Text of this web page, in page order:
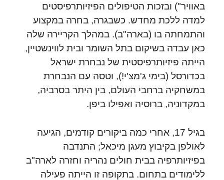
באוויר") ובזכות הטיפולים הפיזיותרפיסטים
למדה ללכת מחדש. כשבגרה, בחרה במקצוע
והתמחתה בו (בארה"ב). במהלך הקריירה שלה
כאן עבדה בשיקום בתל השומר ובית לווינשטיין,
הייתה פיזיותרפיסטית של נבחרת ישראל
בכדורסל (בימי ג'מצ'י!), וטסה עם הנבחרת
במשחקיה ברחבי העולם, בין היתר בסרביה,
במקדוניה, ברוסיה ואפילו ביפן.
בגיל 17, אחרי כמה ביקורים קודמים, הגיעה
לאולפן בקיבוץ מעגן מיכאל; התנדבה
בפיזיותרפיה בבית חולים נהריה וחזרה לארה"ב
ללימודים בתחום. בתקופה זו הייתה פעילה